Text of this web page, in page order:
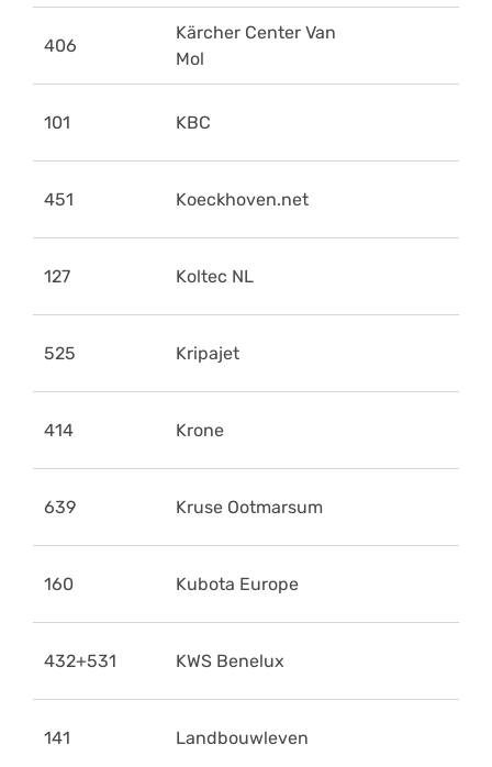
406
Kärcher Center Van
Mol
101 KBC
451 Koeckhoven.net
127 Koltec NL
525 Kripajet
414 Krone
639 Kruse Ootmarsum
160 Kubota Europe
432+531 KWS Benelux
141 Landbouwleven